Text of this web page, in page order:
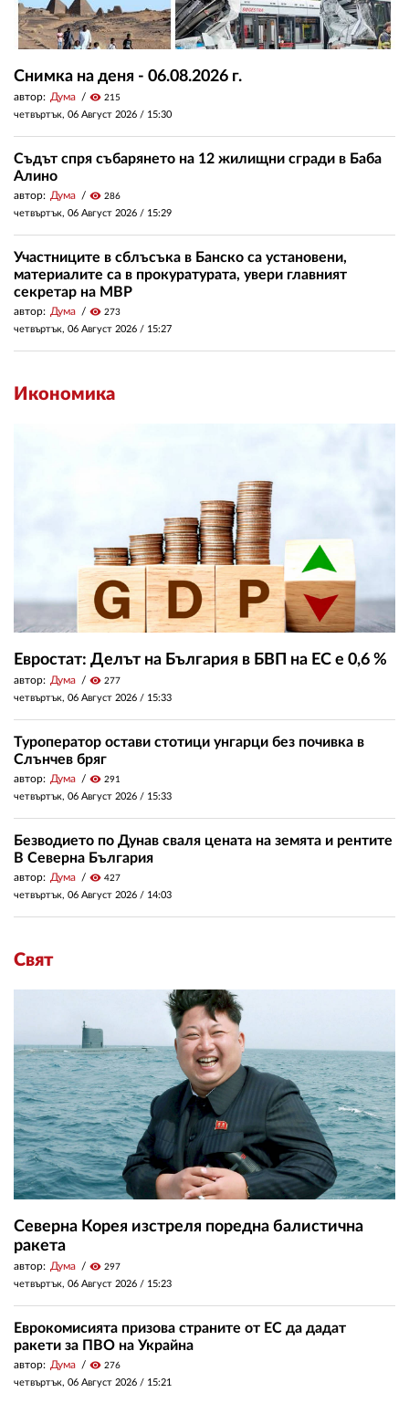
Снимка на деня - 06.08.2026 г.
автор: Дума visibility 215
четвъртък, 06 Август 2026 / 15:30
Съдът спря събарянето на 12 жилищни сгради в Баба
Алино
автор: Дума visibility 286
четвъртък, 06 Август 2026 / 15:29
Участниците в сблъсъка в Банско са установени,
материалите са в прокуратурата, увери главният
секретар на МВР
автор: Дума visibility 273
четвъртък, 06 Август 2026 / 15:27
Икономика
Евростат: Делът на България в БВП на ЕС е 0,6 %
автор: Дума visibility 277
четвъртък, 06 Август 2026 / 15:33
Туроператор остави стотици унгарци без почивка в
Слънчев бряг
автор: Дума visibility 291
четвъртък, 06 Август 2026 / 15:33
Безводието по Дунав сваля цената на земята и рентите
В Северна България
автор: Дума visibility 427
четвъртък, 06 Август 2026 / 14:03
Свят
Северна Корея изстреля поредна балистична
ракета
автор: Дума visibility 297
четвъртък, 06 Август 2026 / 15:23
Еврокомисията призова страните от ЕС да дадат
ракети за ПВО на Украйна
автор: Дума visibility 276
четвъртък, 06 Август 2026 / 15:21